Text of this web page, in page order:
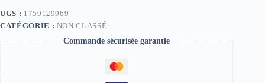
x
20
UGS : 1759129969
CATÉGORIE : NON CLASSÉ
Commande sécurisée garantie